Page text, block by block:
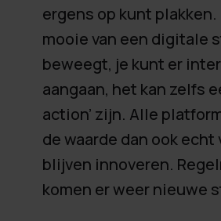
ergens op kunt
mooie van een digitale
beweegt, je kunt er
aangaan, het kan zelfs
action’ zijn. Alle
de waarde dan ook echt
blijven innoveren.
komen er weer nieuwe